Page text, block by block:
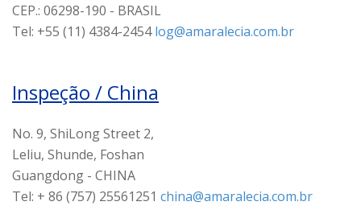
CEP.: 06298-190 - BRASIL
Tel: +55 (11) 4384-2454log@amaralecia.com.br
Inspeção / China
No. 9, ShiLong Street 2,
Leliu, Shunde, Foshan
Guangdong - CHINA
Tel: + 86 (757) 25561251 china@amaralecia.com.br